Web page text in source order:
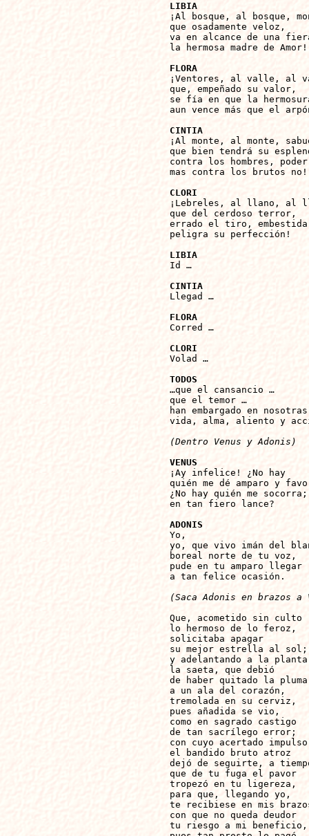
LIBIA
¡Al bosque, al bosque,
que osadamente veloz,
va en alcance de una
la hermosa madre de Amor!
FLORA
¡Ventores, al valle, al
que, empeñado su valor,
se fía en que la
aun vence más que el
CINTIA
¡Al monte, al monte,
que bien tendrá su
contra los hombres,
mas contra los brutos no!
CLORI
¡Lebreles, al llano, al
que del cerdoso terror,
errado el tiro,
peligra su perfección!
LIBIA
Id …
CINTIA
Llegad …
FLORA
Corred …
CLORI
Volad …
TODOS
…que el cansancio …
que el temor …
han embargado en nosotras
vida, alma, aliento y
(Dentro Venus y Adonis)
VENUS
¡Ay infelice! ¿No hay
quién me dé amparo y
¿No hay quién me
en tan fiero lance?
ADONIS
Yo,
yo, que vivo imán del
boreal norte de tu voz,
pude en tu amparo llegar
a tan felice ocasión.
(Saca Adonis en brazos a
Que, acometido sin culto
lo hermoso de lo feroz,
solicitaba apagar
su mejor estrella al sol;
y adelantando a la planta
la saeta, que debió
de haber quitado la pluma
a un ala del corazón,
tremolada en su cerviz,
pues añadida se vio,
como en sagrado castigo
de tan sacrílego error;
con cuyo acertado impulso
el bandido bruto atroz
dejó de seguirte, a
que de tu fuga el pavor
tropezó en tu ligereza,
para que, llegando yo,
te recibiese en mis
con que no queda deudor
tu riesgo a mi beneficio,